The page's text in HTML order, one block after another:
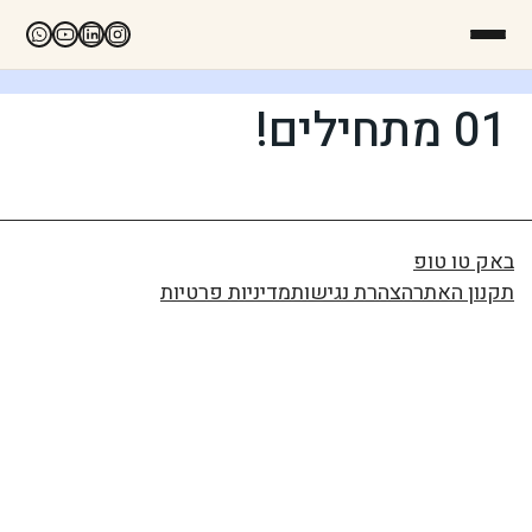
01 מתחילים!
באק טו טופ
תקנון האתרהצהרת נגישותמדיניות פרטיות